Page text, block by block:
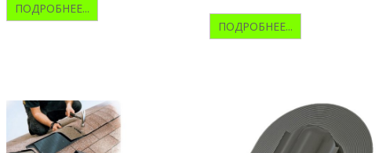
ПОДРОБНЕЕ...
ПОДРОБНЕЕ...